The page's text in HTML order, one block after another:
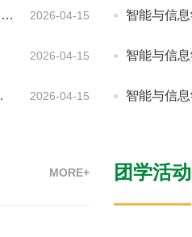
2026-04-15
2026-04-15
2026-04-15
智能与信
智能与信
智能与信
MORE+ 团学活动